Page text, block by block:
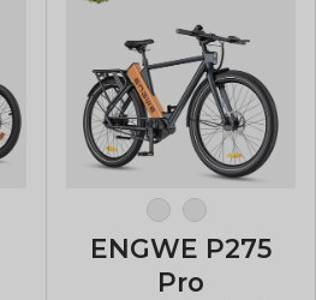
Μαύρο-Πορτοκαλί
Μαύρος
ENGWE P275
Pro